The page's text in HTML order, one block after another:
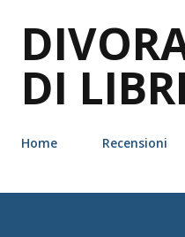
DI
Home Recensioni